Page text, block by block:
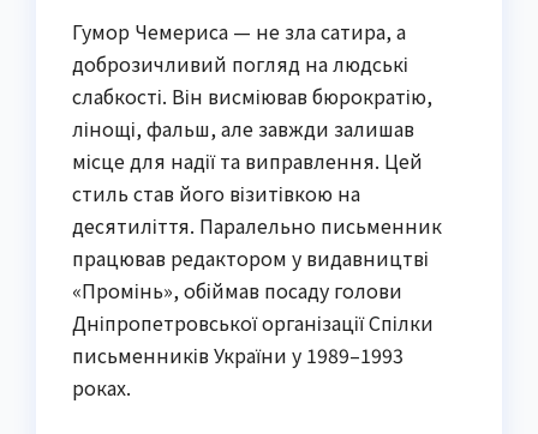
Гумор Чемериса — не зла сатира, а
доброзичливий погляд на людські
слабкості. Він висміював бюрократію,
лінощі, фальш, але завжди залишав
місце для надії та виправлення. Цей
стиль став його візитівкою на
десятиліття. Паралельно письменник
працював редактором у видавництві
«Промінь», обіймав посаду голови
Дніпропетровської організації Спілки
письменників України у 1989–1993
роках.